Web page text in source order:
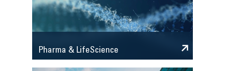
Pharma & LifeScience